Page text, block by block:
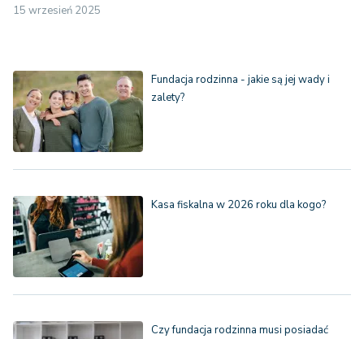
15 wrzesień 2025
Fundacja rodzinna - jakie są jej wady i
zalety?
Kasa fiskalna w 2026 roku dla kogo?
Czy fundacja rodzinna musi posiadać